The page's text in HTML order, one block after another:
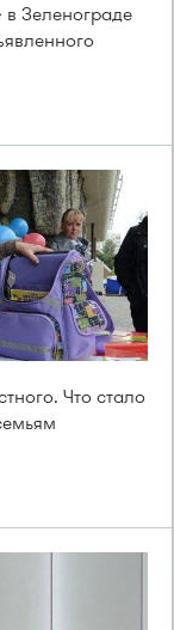
Зеленограде
Что стало